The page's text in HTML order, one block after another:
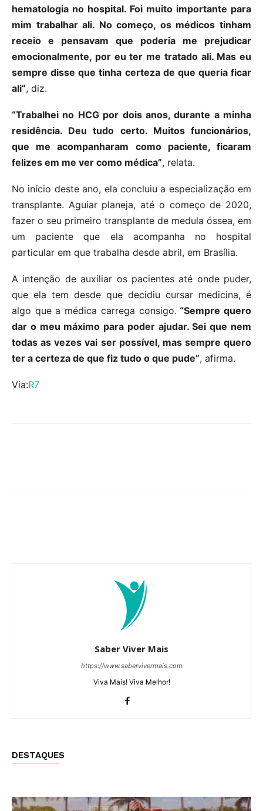
hematologia no hospital. Foi muito importante para
mim trabalhar ali. No começo, os médicos tinham
receio e pensavam que poderia me prejudicar
emocionalmente, por eu ter me tratado ali. Mas eu
sempre disse que tinha certeza de que queria ficar
ali”, diz.
“Trabalhei no HCG por dois anos, durante a minha
residência. Deu tudo certo. Muitos funcionários,
que me acompanharam como paciente, ficaram
felizes em me ver como médica”, relata.
No início deste ano, ela concluiu a especialização em
transplante. Aguiar planeja, até o começo de 2020,
fazer o seu primeiro transplante de medula óssea, em
um paciente que ela acompanha no hospital
particular em que trabalha desde abril, em Brasília.
A intenção de auxiliar os pacientes até onde puder,
que ela tem desde que decidiu cursar medicina, é
algo que a médica carrega consigo. “Sempre quero
dar o meu máximo para poder ajudar. Sei que nem
todas as vezes vai ser possível, mas sempre quero
ter a certeza de que fiz tudo o que pude”, afirma.
Via:R7
Saber Viver Mais
https://www.sabervivermais.com
Viva Mais! Viva Melhor!
DESTAQUES